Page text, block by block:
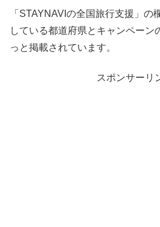
「STAYNAVIの全国旅行支援」の
している都道府県とキャンペーン
っと掲載されています。
スポンサーリ